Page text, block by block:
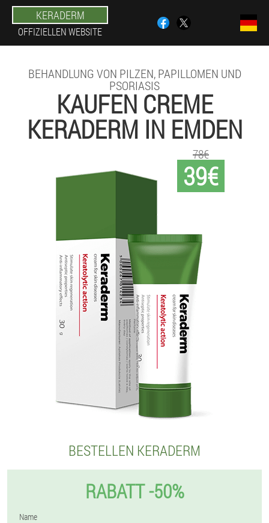
KERADERM
OFFIZIELLEN WEBSITE
BEHANDLUNG VON PILZEN, PAPILLOMEN UND
PSORIASIS
KAUFEN CREME
KERADERM IN EMDEN
39€
78€
BESTELLEN KERADERM
RABATT -50%
Name